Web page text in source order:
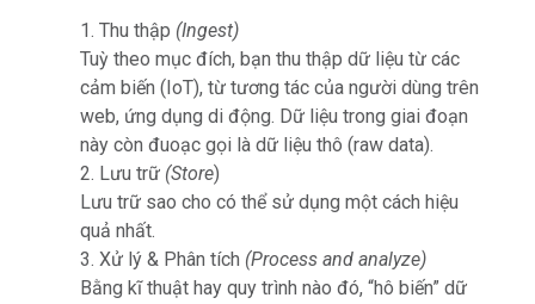
Thu thập (Ingest)
Tuỳ theo mục đích, bạn thu thập dữ liệu từ các
cảm biến (IoT), từ tương tác của người dùng trên
web, ứng dụng di động. Dữ liệu trong giai đoạn
này còn đuoạc gọi là dữ liệu thô (raw data).
Lưu trữ (Store)
Lưu trữ sao cho có thể sử dụng một cách hiệu
quả nhất.
Xử lý & Phân tích (Process and analyze)
Bằng kĩ thuật hay quy trình nào đó, “hô biến” dữ